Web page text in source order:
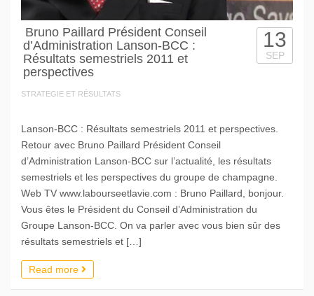
Bruno Paillard Président Conseil
d’Administration Lanson-BCC :
Résultats semestriels 2011 et
perspectives
STRATEGIE ET RÉSULTATS
13
SEP
Lanson-BCC : Résultats semestriels 2011 et perspectives.
Retour avec Bruno Paillard Président Conseil
d’Administration Lanson-BCC sur l’actualité, les résultats
semestriels et les perspectives du groupe de champagne.
Web TV www.labourseetlavie.com : Bruno Paillard, bonjour.
Vous êtes le Président du Conseil d’Administration du
Groupe Lanson-BCC. On va parler avec vous bien sûr des
résultats semestriels et […]
Read more